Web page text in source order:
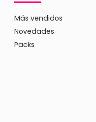
Más vendidos
Novedades
Packs